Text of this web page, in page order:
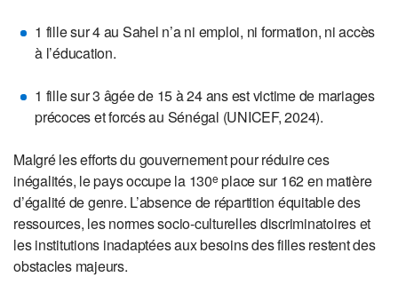
1 fille sur 4 au Sahel n’a ni emploi, ni formation, ni accès
à l’éducation.
1 fille sur 3 âgée de 15 à 24 ans est victime de mariages
précoces et forcés au Sénégal (UNICEF, 2024).
Malgré les efforts du gouvernement pour réduire ces
inégalités, le pays occupe la 130e place sur 162 en matière
d’égalité de genre. L’absence de répartition équitable des
ressources, les normes socio-culturelles discriminatoires et
les institutions inadaptées aux besoins des filles restent des
obstacles majeurs.